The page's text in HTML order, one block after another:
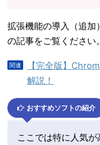
拡張機能の導入（追加
の記事をご覧ください。
【完全版】
解説！
おすすめソフトの紹介
ここでは特に人気が